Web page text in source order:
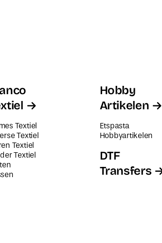
Textiel
Textiel
Textiel
Textiel
Hobby
Artikelen
Etspasta
Hobbyartikelen
DTF
Transfers